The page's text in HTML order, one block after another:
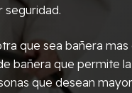
seguridad.
que sea bañera mas
bañera que permite la
que desean mayor